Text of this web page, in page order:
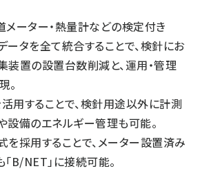
メーター・熱量計などの検定付き
ータを全て統合することで、検針にお
装置の設置台数削減と、運用・管理
。
用することで、検針用途以外に計測
設備のエネルギー管理も可能。
を採用することで、メーター設置済み
B/NET」に接続可能。